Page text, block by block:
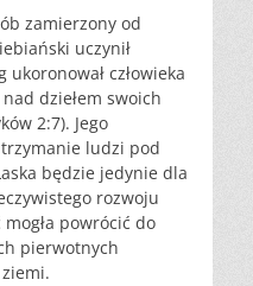
zamierzony od
uczynił
ukoronował człowieka
dziełem swoich
2:7). Jego
ludzi pod
będzie jedynie dla
rozwoju
powrócić do
pierwotnych